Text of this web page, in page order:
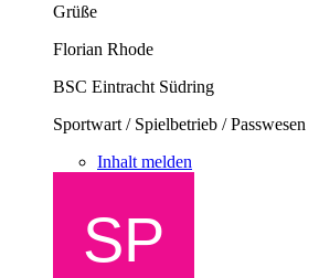
Grüße
Florian Rhode
BSC Eintracht Südring
Sportwart / Spielbetrieb / Passwesen
Inhalt melden